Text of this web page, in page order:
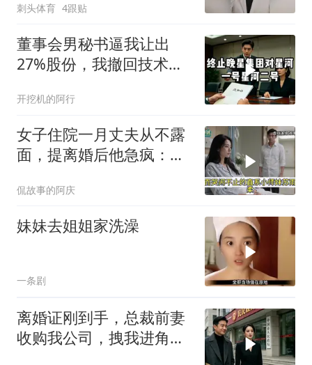
刺头体育 4跟贴
董事会男秘书逼我让出
27%股份，我撤回技术
崩溃
开挖机的阿行
女子住院一月丈夫从不露
面，提离婚后他急疯：想
侃故事的阿庆
妹妹去姐姐家洗澡
一条剧
离婚证刚到手，总裁前妻
收购我公司，拽我进角